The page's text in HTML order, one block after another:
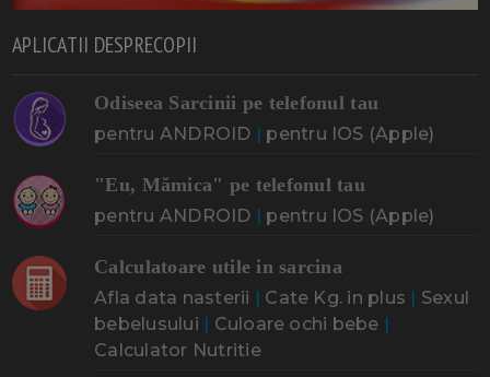
APLICATII DESPRECOPII
Odiseea Sarcinii pe telefonul tau
pentru ANDROID | pentru IOS (Apple)
"Eu, Mămica" pe telefonul tau
pentru ANDROID | pentru IOS (Apple)
Calculatoare utile in sarcina
Afla data nasterii | Cate Kg. in plus | Sexul
bebelusului | Culoare ochi bebe |
Calculator Nutritie